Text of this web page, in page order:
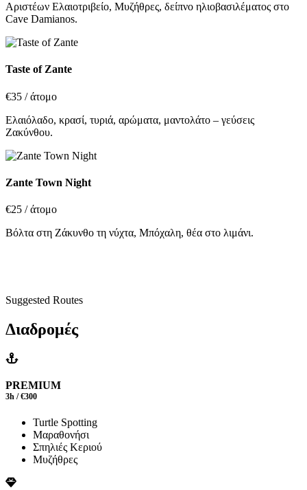
Αριστέων Ελαιοτριβείο, Μυζήθρες, δείπνο ηλιοβασιλέματος στο
Cave Damianos.
Taste of Zante
€35 / άτομο
Ελαιόλαδο, κρασί, τυριά, αρώματα, μαντολάτο – γεύσεις
Ζακύνθου.
Zante Town Night
€25 / άτομο
Βόλτα στη Ζάκυνθο τη νύχτα, Μπόχαλη, θέα στο λιμάνι.
Suggested Routes
Διαδρομές
PREMIUM
3h / €300
Turtle Spotting
Μαραθονήσι
Σπηλιές Κεριού
Μυζήθρες